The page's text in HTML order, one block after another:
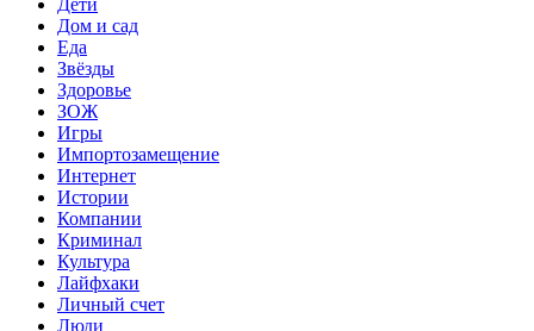
Дети
Дом и сад
Еда
Звёзды
Здоровье
ЗОЖ
Игры
Импортозамещение
Интернет
Истории
Компании
Криминал
Культура
Лайфхаки
Личный счет
Люди